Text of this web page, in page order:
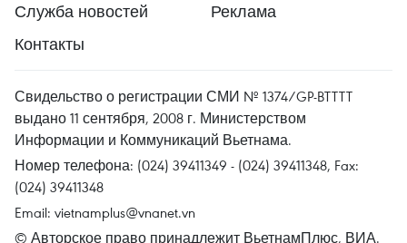
Служба новостей
Реклама
Контакты
Свидельство о регистрации СМИ № 1374/GP-BTTTT
выдано 11 сентября, 2008 г. Министерством
Информации и Коммуникаций Вьетнама.
Номер телефона: (024) 39411349 - (024) 39411348, Fax:
(024) 39411348
Email: vietnamplus@vnanet.vn
© Авторское право принадлежит ВьетнамПлюс, ВИА.